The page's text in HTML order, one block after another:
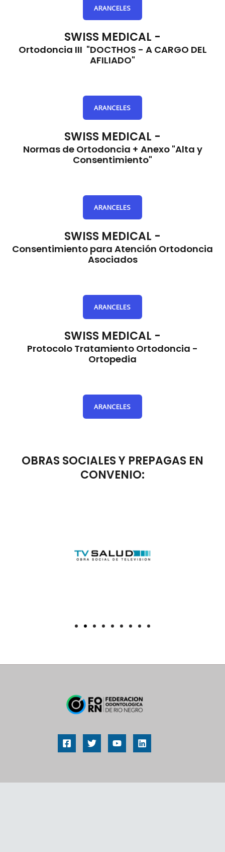
ARANCELES
SWISS MEDICAL -
Ortodoncia III "DOCTHOS - A CARGO DEL
AFILIADO"
ARANCELES
SWISS MEDICAL -
Normas de Ortodoncia + Anexo "Alta y
Consentimiento"
ARANCELES
SWISS MEDICAL -
Consentimiento para Atención Ortodoncia
Asociados
ARANCELES
SWISS MEDICAL -
Protocolo Tratamiento Ortodoncia -
Ortopedia
ARANCELES
OBRAS SOCIALES Y PREPAGAS EN
CONVENIO: